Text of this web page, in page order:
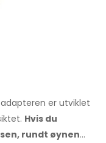
er utviklet
Hvis du
rundt øynene